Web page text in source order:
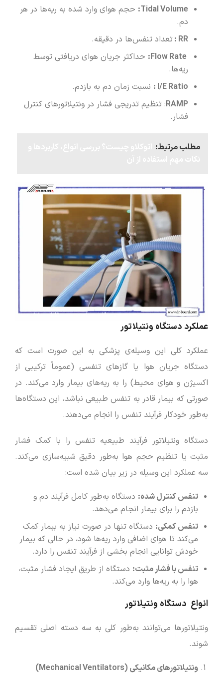
Tidal Volume: حجم هوای وارد شده به ریه‌ها در هر
دم.
RR
:تعداد تنفس‌ها در دقیقه.
حداکثر جریان هوای دریافتی توسط
ریه‌ها.
I/E Ratio :
نسبت زمان دم به بازدم.
RAMP: تنظیم تدریجی فشار در ونتیلاتورهای کنترل
فشار.
مطلب مرتبط:
عملکرد دستگاه ونتیلاتور
عملکرد کلی این وسیله‌ی پزشکی به این صورت است که
دستگاه جریان هوا یا گازهای تنفسی (عموماً ترکیبی از
اکسیژن و هوای محیط) را به ریه‌های بیمار وارد می‌کند. در
صورتی که بیمار قادر به تنفس طبیعی نباشد، این دستگاه‌ها
به‌طور خودکار فرآیند تنفس را انجام می‌دهند.
دستگاه ونتیلاتور فرآیند طبیعیه تنفس را با کمک فشار
مثبت یا تنظیم حجم هوا به‌طور دقیق شبیه‌سازی می‌کند.
سه عملکرد این وسیله در زیر بیان شده است:
تنفس کنترل شده: دستگاه به‌طور کامل فرآیند دم و
بازدم را برای بیمار انجام می‌دهد.
تنفس کمکی: دستگاه تنها در صورت نیاز به بیمار کمک
می‌کند تا هوای اضافی وارد ریه‌ها شود، در حالی که بیمار
خودش توانایی انجام بخشی از فرآیند تنفس را دارد.
تنفس با فشار مثبت: دستگاه از طریق ایجاد فشار مثبت،
هوا را به ریه‌ها وارد می‌کند.
انواع دستگاه ونتیلاتور
ونتیلاتورها می‌توانند به‌طور کلی به سه دسته اصلی تقسیم
شوند.
ونتیلاتورهای مکانیکی (Mechanical Ventilators)